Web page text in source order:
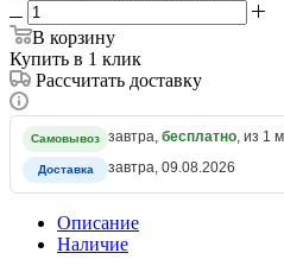
В корзину
Купить в 1 клик
Рассчитать доставку
Самовывоз завтра, бесплатно, из 1
Доставка завтра, 09.08.2026
Описание
Наличие